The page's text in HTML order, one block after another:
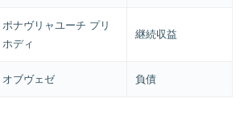
ポナヴリャユーチ プリ
ホディ
継続収益
オブヴェゼ 負債